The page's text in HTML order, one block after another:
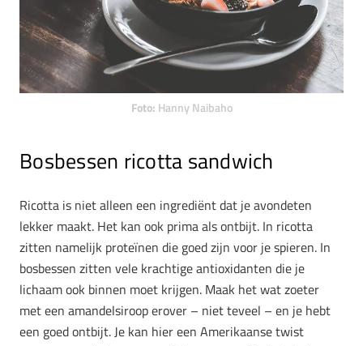
Foto: Hanny Naibaho
Bosbessen ricotta sandwich
Ricotta is niet alleen een ingrediënt dat je avondeten
lekker maakt. Het kan ook prima als ontbijt. In ricotta
zitten namelijk proteïnen die goed zijn voor je spieren. In
bosbessen zitten vele krachtige antioxidanten die je
lichaam ook binnen moet krijgen. Maak het wat zoeter
met een amandelsiroop erover – niet teveel – en je hebt
een goed ontbijt. Je kan hier een Amerikaanse twist